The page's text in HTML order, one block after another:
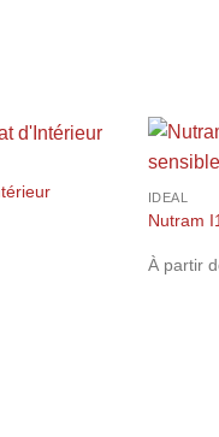
+
IDEAL
Nutram
À partir